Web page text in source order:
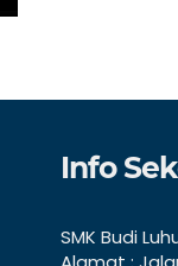
Info
SMK Budi